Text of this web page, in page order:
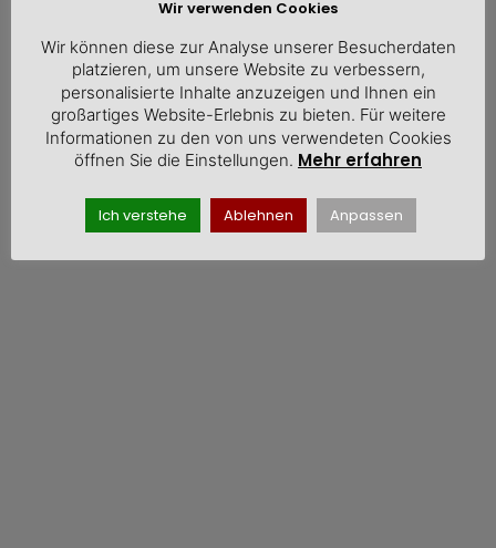
Wir verwenden Cookies
Wir können diese zur Analyse unserer Besucherdaten
platzieren, um unsere Website zu verbessern,
personalisierte Inhalte anzuzeigen und Ihnen ein
großartiges Website-Erlebnis zu bieten. Für weitere
Informationen zu den von uns verwendeten Cookies
öffnen Sie die Einstellungen. Mehr erfahren
Ich verstehe Ablehnen Anpassen